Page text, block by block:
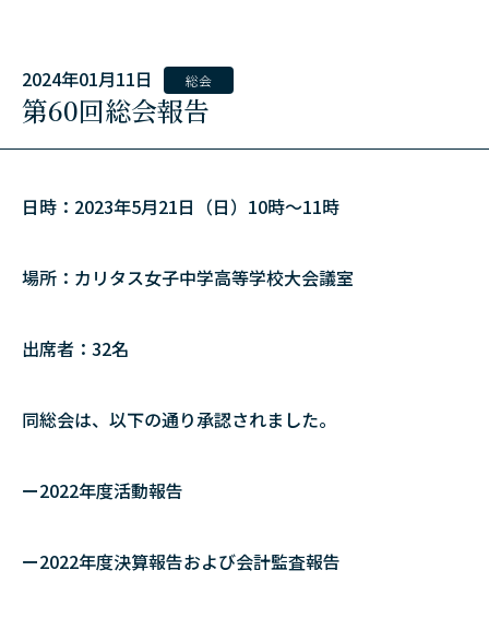
2024年01月11日 総会
第60回総会報告
日時：2023年5月21日（日）10時～11時
場所：カリタス女子中学高等学校大会議室
出席者：32名
同総会は、以下の通り承認されました。
ー2022年度活動報告
ー2022年度決算報告および会計監査報告